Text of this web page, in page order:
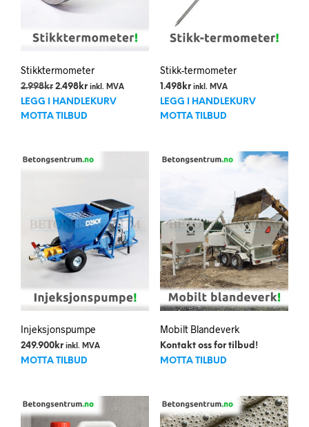
Stikktermometer
2.998kr Opprinnelig
pris
var:
2.498 krNåværende
pris
inkl. MVA
LEGG I HANDLEKURV
MOTTA TILBUD
Stikk-termometer
1.498kr inkl. MVA
LEGG I HANDLEKURV
MOTTA TILBUD
Injeksjonspumpe
249.900 kr inkl. MVA
MOTTA TILBUD
Mobilt Blandeverk
Kontakt oss for tilbud!
MOTTA TILBUD